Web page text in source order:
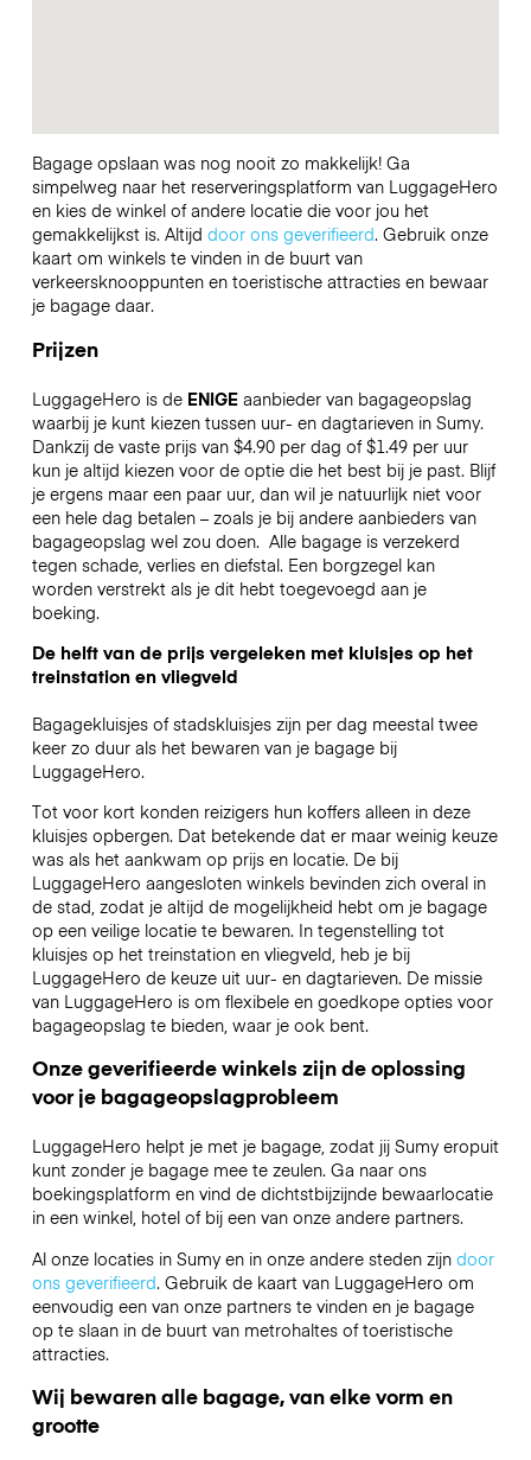
Bagage opslaan was nog nooit zo makkelijk! Ga
simpelweg naar het reserveringsplatform van LuggageHero
en kies de winkel of andere locatie die voor jou het
gemakkelijkst is. Altijd door ons geverifieerd. Gebruik onze
kaart om winkels te vinden in de buurt van
verkeersknooppunten en toeristische attracties en bewaar
je bagage daar.
Prijzen
LuggageHero is de ENIGEaanbieder van bagageopslag
waarbij je kunt kiezen tussen uur- en dagtarieven in Sumy.
Dankzij de vaste prijs van $4.90 per dag of $1.49 per uur
kun je altijd kiezen voor de optie die het best bij je past. Blijf
je ergens maar een paar uur, dan wil je natuurlijk niet voor
een hele dag betalen – zoals je bij andere aanbieders van
bagageopslag wel zou doen. Alle bagage is verzekerd
tegen schade, verlies en diefstal. Een borgzegel kan
worden verstrekt als je dit hebt toegevoegd aan je
boeking.
De helft van de prijs vergeleken met kluisjes op het
treinstation en vliegveld
Bagagekluisjes of stadskluisjes zijn per dag meestal twee
keer zo duur als het bewaren van je bagage bij
LuggageHero.
Tot voor kort konden reizigers hun koffers alleen in deze
kluisjes opbergen. Dat betekende dat er maar weinig keuze
was als het aankwam op prijs en locatie. De bij
LuggageHero aangesloten winkels bevinden zich overal in
de stad, zodat je altijd de mogelijkheid hebt om je bagage
op een veilige locatie te bewaren. In tegenstelling tot
kluisjes op het treinstation en vliegveld, heb je bij
LuggageHero de keuze uit uur- en dagtarieven. De missie
van LuggageHero is om flexibele en goedkope opties voor
bagageopslag te bieden, waar je ook bent.
Onze geverifieerde winkels zijn de oplossing
voor je bagageopslagprobleem
LuggageHero helpt je met je bagage, zodat jij Sumy eropuit
kunt zonder je bagage mee te zeulen. Ga naar ons
boekingsplatform en vind de dichtstbijzijnde bewaarlocatie
in een winkel, hotel of bij een van onze andere partners.
Al onze locaties in Sumy en in onze andere steden zijn door
ons geverifieerd. Gebruik de kaart van LuggageHero om
eenvoudig een van onze partners te vinden en je bagage
op te slaan in de buurt van metrohaltes of toeristische
attracties.
Wij bewaren alle bagage, van elke vorm en
grootte